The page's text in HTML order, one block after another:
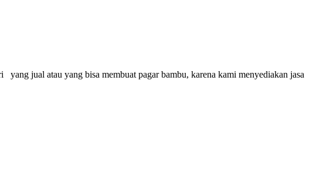
jual atau yang bisa membuat pagar bambu, karena kami menyediakan jasa